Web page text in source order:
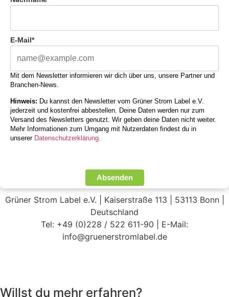
E-Mail*
Mit dem Newsletter informieren wir dich über uns, unsere Partner und
Branchen-News.
Hinweis: Du kannst den Newsletter vom Grüner Strom Label e.V.
jederzeit und kostenfrei abbestellen. Deine Daten werden nur zum
Versand des Newsletters genutzt. Wir geben deine Daten nicht weiter.
Mehr Informationen zum Umgang mit Nutzerdaten findest du in
unserer Datenschutzerklärung.
Absenden
Grüner Strom Label e.V. | Kaiserstraße 113 | 53113 Bonn |
Deutschland
Tel: +49 (0)228 / 522 611-90 | E-Mail:
info@gruenerstromlabel.de
Willst du mehr erfahren?